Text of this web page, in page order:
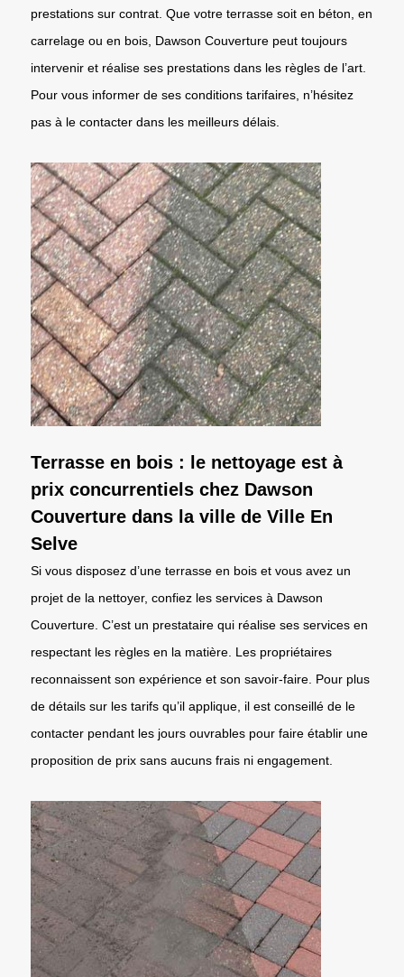
prestations sur contrat. Que votre terrasse soit en béton, en
carrelage ou en bois, Dawson Couverture peut toujours
intervenir et réalise ses prestations dans les règles de l’art.
Pour vous informer de ses conditions tarifaires, n’hésitez
pas à le contacter dans les meilleurs délais.
Terrasse en bois : le nettoyage est à
prix concurrentiels chez Dawson
Couverture dans la ville de Ville En
Selve
Si vous disposez d’une terrasse en bois et vous avez un
projet de la nettoyer, confiez les services à Dawson
Couverture. C’est un prestataire qui réalise ses services en
respectant les règles en la matière. Les propriétaires
reconnaissent son expérience et son savoir-faire. Pour plus
de détails sur les tarifs qu’il applique, il est conseillé de le
contacter pendant les jours ouvrables pour faire établir une
proposition de prix sans aucuns frais ni engagement.